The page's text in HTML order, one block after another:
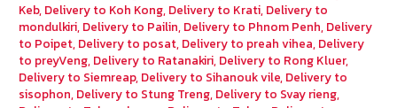
Keb, Delivery to Koh Kong, Delivery to Krati, Delivery to
mondulkiri, Delivery to Pailin, Delivery to Phnom Penh, Delivery
to Poipet, Delivery to posat, Delivery to preah vihea, Delivery
to preyVeng, Delivery to Ratanakiri, Delivery to Rong Kluer,
Delivery to Siemreap, Delivery to Sihanouk vile, Delivery to
sisophon, Delivery to Stung Treng, Delivery to Svay rieng,